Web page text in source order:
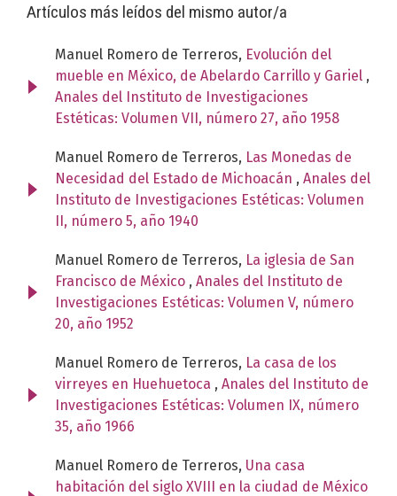
Artículos más leídos del mismo autor/a
Manuel Romero de Terreros, Evolución del
mueble en México, de Abelardo Carrillo y Gariel ,
Anales del Instituto de Investigaciones
Estéticas: Volumen VII, número 27, año 1958
Manuel Romero de Terreros, Las Monedas de
Necesidad del Estado de Michoacán , Anales del
Instituto de Investigaciones Estéticas: Volumen
II, número 5, año 1940
Manuel Romero de Terreros, La iglesia de San
Francisco de México , Anales del Instituto de
Investigaciones Estéticas: Volumen V, número
20, año 1952
Manuel Romero de Terreros, La casa de los
virreyes en Huehuetoca , Anales del Instituto de
Investigaciones Estéticas: Volumen IX, número
35, año 1966
Manuel Romero de Terreros, Una casa
habitación del siglo XVIII en la ciudad de México